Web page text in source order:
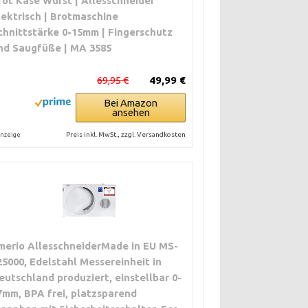
| Brotmaschine
0-15mm | Fingerschutz
Saugfüße | MA 3585
49,99 €
69,95 €
Bei Amazon
ansehen
Preis inkl. MwSt., zzgl. Versandkosten
AllesschneiderMade in EU MS-
Edelstahl Messereinheit in
produziert, einstellbar 0-
BPA frei, platzsparend